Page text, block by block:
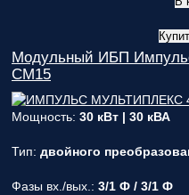
Модульный ИБП
СМ15
Мощность: 30 кВт | 30 кВА
Тип: двойного
Фазы вх./вых.: 3/1 Ф / 3/1 Ф